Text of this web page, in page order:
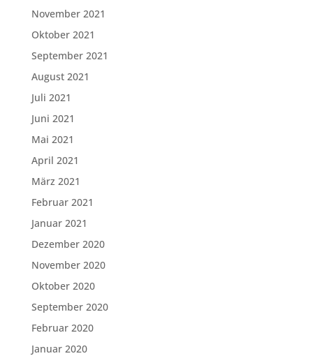
November 2021
Oktober 2021
September 2021
August 2021
Juli 2021
Juni 2021
Mai 2021
April 2021
März 2021
Februar 2021
Januar 2021
Dezember 2020
November 2020
Oktober 2020
September 2020
Februar 2020
Januar 2020